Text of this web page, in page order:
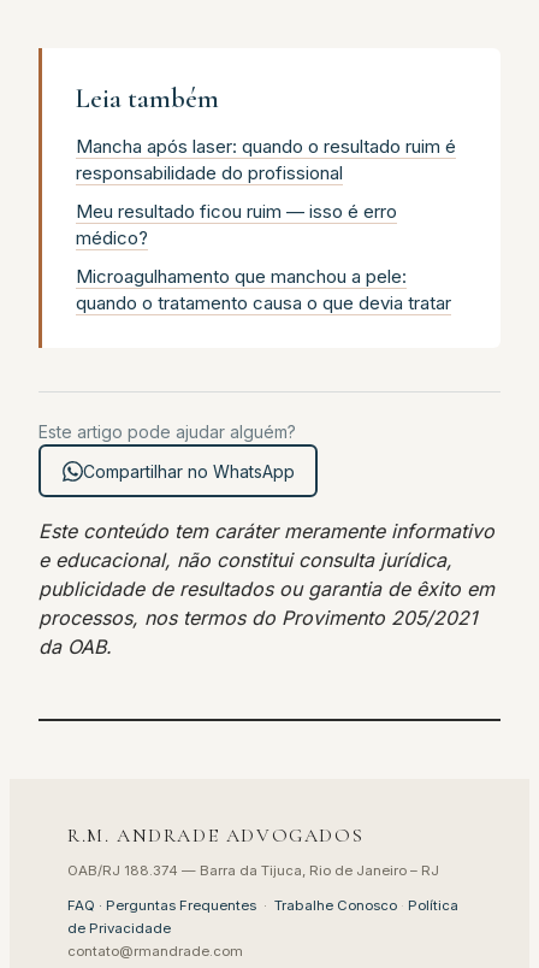
Leia também
Mancha após laser: quando o resultado ruim é
responsabilidade do profissional
Meu resultado ficou ruim — isso é erro
médico?
Microagulhamento que manchou a pele:
quando o tratamento causa o que devia tratar
Este artigo pode ajudar alguém?
Compartilhar no WhatsApp
Este conteúdo tem caráter meramente informativo
e educacional, não constitui consulta jurídica,
publicidade de resultados ou garantia de êxito em
processos, nos termos do Provimento 205/2021
da OAB.
R.M. ANDRADE ADVOGADOS
OAB/RJ 188.374 — Barra da Tijuca, Rio de Janeiro – RJ
FAQ · Perguntas Frequentes · Trabalhe Conosco · Política
de Privacidade
contato@rmandrade.com